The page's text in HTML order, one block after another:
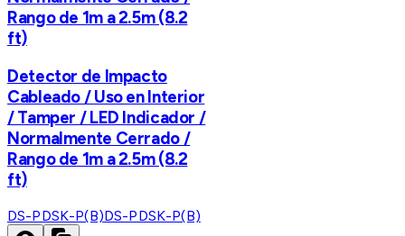
Rango de 1m a 2.5m (8.2
ft)
Detector de Impacto
Cableado / Uso en Interior
/ Tamper / LED Indicador /
Normalmente Cerrado /
Rango de 1m a 2.5m (8.2
ft)
DS-PDSK-P(B)DS-PDSK-P(B)